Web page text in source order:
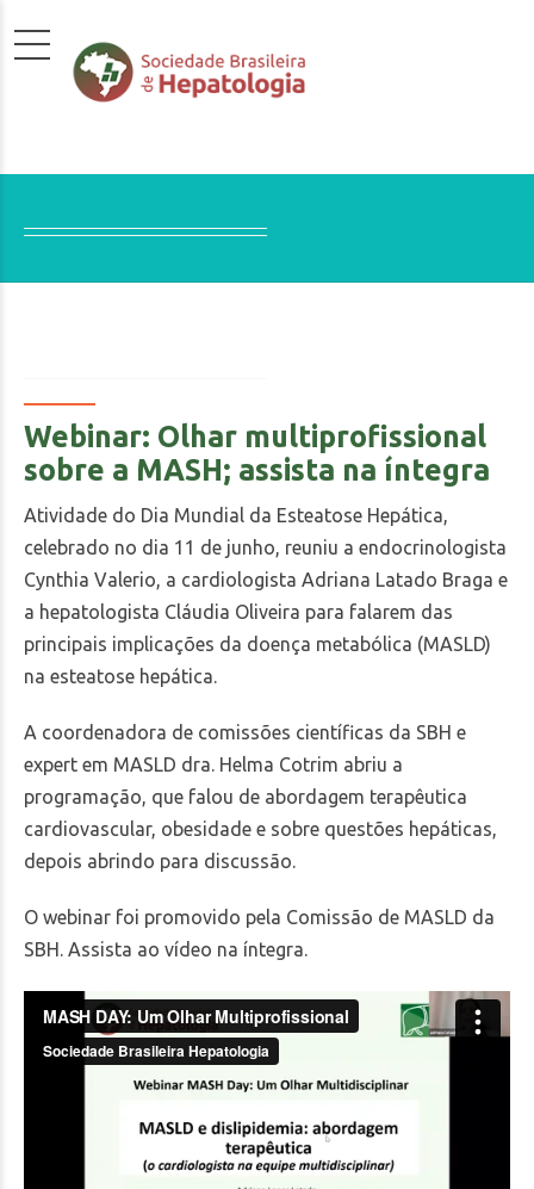
Webinar: Olhar multiprofissional
sobre a MASH; assista na íntegra
Atividade do Dia Mundial da Esteatose Hepática,
celebrado no dia 11 de junho, reuniu a endocrinologista
Cynthia Valerio, a cardiologista Adriana Latado Braga e
a hepatologista Cláudia Oliveira para falarem das
principais implicações da doença metabólica (MASLD)
na esteatose hepática.
A coordenadora de comissões científicas da SBH e
expert em MASLD dra. Helma Cotrim abriu a
programação, que falou de abordagem terapêutica
cardiovascular, obesidade e sobre questões hepáticas,
depois abrindo para discussão.
O webinar foi promovido pela Comissão de MASLD da
SBH. Assista ao vídeo na íntegra.